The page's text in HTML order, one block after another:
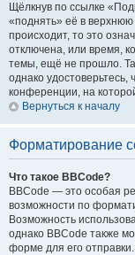
Щёлкнув по ссылке
«поднять» её в
происходит, то это
отключена, или время,
темы, ещё не прошло.
однако
конференции, на
Вернуться к началу
Форматирование
Что такое BBCode?
BBCode — это особая
возможности по
Возможность
однако BBCode также
форме для его